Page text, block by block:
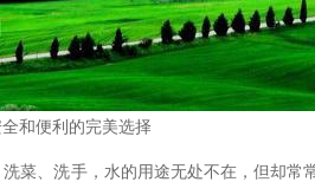
和便利的完美选择
菜、洗手，水的用途无处不在，但却